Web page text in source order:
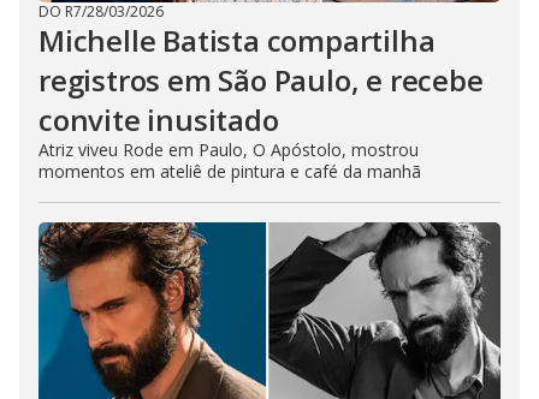
DO R7/28/03/2026
Michelle Batista compartilha
registros em São Paulo, e recebe
convite inusitado
Atriz viveu Rode em Paulo, O Apóstolo, mostrou
momentos em ateliê de pintura e café da manhã